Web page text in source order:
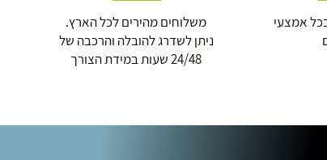
משלוחים מהירים לכל הארץ.
ניתן לשדרג להובלה והרכבה של
24/48 שעות במידת הצורך
אמצעי